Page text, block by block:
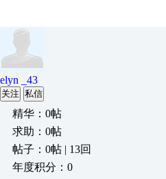
elyn _43
关注 私信
精华：0帖
求助：0帖
帖子：0帖 | 13回
年度积分：0